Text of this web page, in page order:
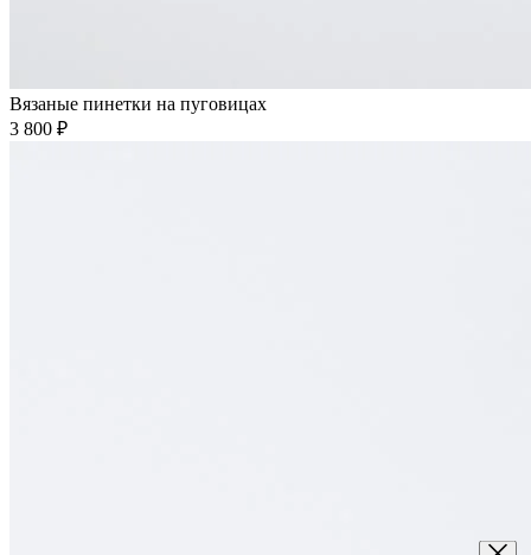
Вязаные пинетки на пуговицах
3 800 ₽